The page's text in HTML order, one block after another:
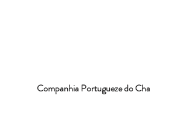
Companhia Portugueze do Cha